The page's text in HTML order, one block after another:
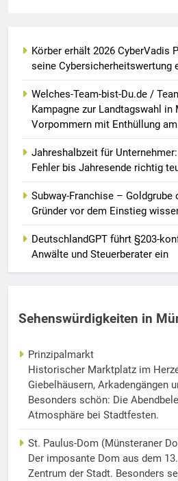
Körber erhält 2026 CyberVadis
seine Cybersicherheitswertung
Welches-Team-bist-Du.de /
Kampagne zur Landtagswahl in
Vorpommern mit Enthüllung
Jahreshalbzeit für
Fehler bis Jahresende richtig
Subway-Franchise – Goldgrube
Gründer vor dem Einstieg
DeutschlandGPT führt §203-
Anwälte und Steuerberater ein
Sehenswürdigkeiten in
Prinzipalmarkt
Historischer Marktplatz im
Giebelhäusern, Arkadengängen
Besonders schön: Die
Atmosphäre bei Stadtfesten.
St. Paulus-Dom (Münsteraner
Der imposante Dom aus dem
Zentrum der Stadt. Besonders